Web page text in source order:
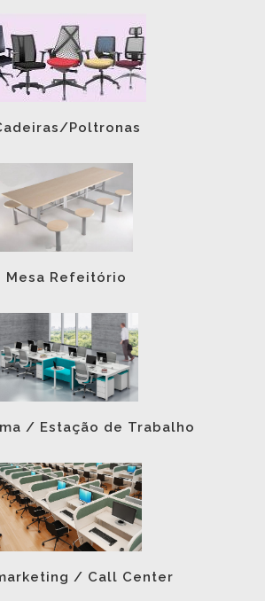
Poltronas
Mesa Refeitório
/ Estação de Trabalho
/ Call Center